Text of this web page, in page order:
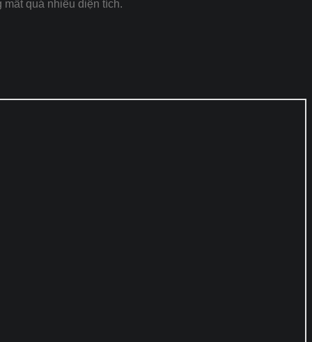
quá nhiều diện tích.